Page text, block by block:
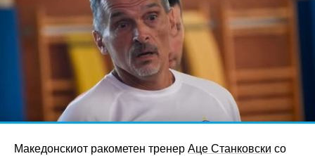
Македонскиот ракометен тренер Аце Станковски со